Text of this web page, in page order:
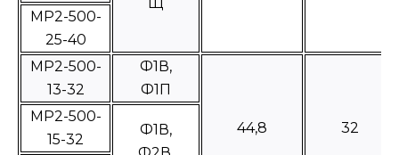
МР2-500-
25-40
МР2-500-
13-32
Ф1В,
Ф1П
44,8 32
МР2-500-
15-32
Ф1В,